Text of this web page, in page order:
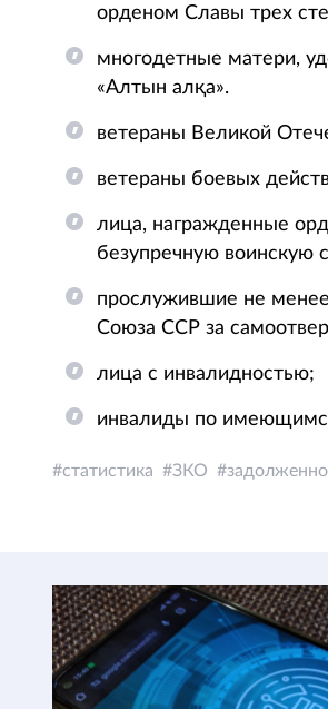
орденом Славы трех
многодетные матери,
«Алтын алқа».
ветераны Великой
ветераны боевых
лица, награжденные
безупречную
прослужившие не
Союза ССР за
лица с инвалидностью;
инвалиды по
статистика ЗКО